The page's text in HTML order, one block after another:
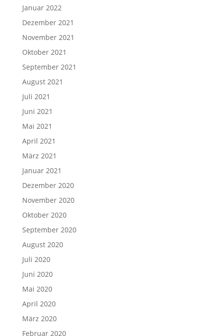
Januar 2022
Dezember 2021
November 2021
Oktober 2021
September 2021
August 2021
Juli 2021
Juni 2021
Mai 2021
April 2021
März 2021
Januar 2021
Dezember 2020
November 2020
Oktober 2020
September 2020
August 2020
Juli 2020
Juni 2020
Mai 2020
April 2020
März 2020
Februar 2020